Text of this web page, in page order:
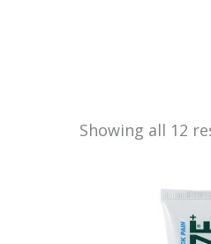
Showing all 12